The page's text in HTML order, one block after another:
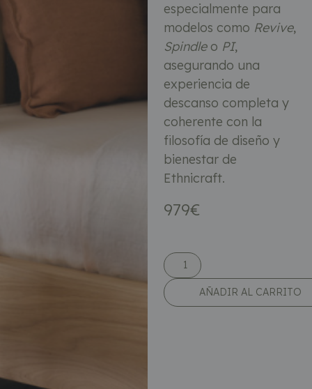
especialmente para
modelos como Revive,
Spindleo PI,
asegurando una
experiencia de
descanso completa y
coherente con la
filosofía de diseño y
bienestar de
Ethnicraft.
979€
AÑADIR AL CARRITO